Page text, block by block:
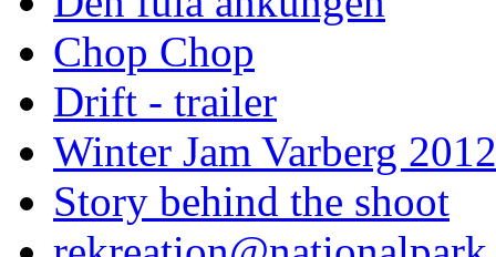
Chop Chop
Drift - trailer
Winter Jam Varberg 2012
Story behind the shoot